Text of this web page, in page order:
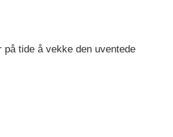
tide å vekke den uventede